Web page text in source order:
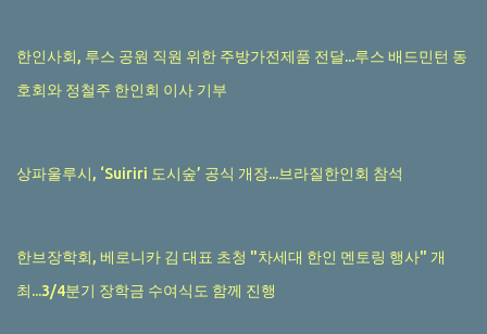
한인사회, 루스 공원 직원 위한 주방가전제품 전달...루스 배드민턴 동
호회와 정철주 한인회 이사 기부
상파울루시, ‘Suiriri 도시숲’ 공식 개장...브라질한인회 참석
한브장학회, 베로니카 김 대표 초청 "차세대 한인 멘토링 행사" 개
최...3/4분기 장학금 수여식도 함께 진행